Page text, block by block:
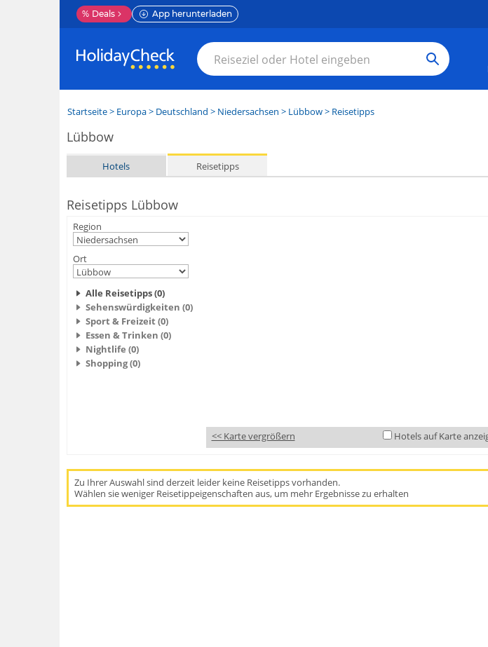
% Deals App herunterladen
Startseite> Europa> Deutschland > Niedersachsen > Lübbow> Reisetipps
Lübbow
Hotels Reisetipps
Reisetipps Lübbow
Region
Ort
Alle Reisetipps (0)
Sehenswürdigkeiten (0)
Sport & Freizeit (0)
Essen & Trinken (0)
Nightlife (0)
Shopping (0)
<< Karte vergrößern Hotels auf Karte
Zu Ihrer Auswahl sind derzeit leider keine Reisetipps vorhanden.
Wählen sie weniger Reisetippeigenschaften aus, um mehr Ergebnisse zu erhalten